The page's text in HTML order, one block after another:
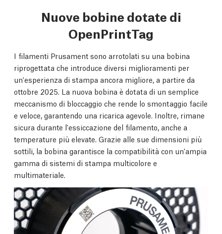
Nuove bobine dotate di
OpenPrintTag
I filamenti Prusament sono arrotolati su una bobina
riprogettata che introduce diversi miglioramenti per
un'esperienza di stampa ancora migliore, a partire da
ottobre 2025. La nuova bobina è dotata di un semplice
meccanismo di bloccaggio che rende lo smontaggio facile
e veloce, garantendo una ricarica agevole. Inoltre, rimane
sicura durante l'essiccazione del filamento, anche a
temperature più elevate. Grazie alle sue dimensioni più
sottili, la bobina garantisce la compatibilità con un'ampia
gamma di sistemi di stampa multicolore e
multimateriale.